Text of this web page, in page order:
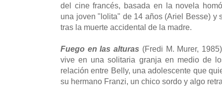
del cine francés, basada en la novela
una joven "lolita" de 14 años (Ariel Besse) y
tras la muerte accidental de la madre.
Fuego en las alturas (Fredi M. Murer,
vive en una solitaria granja en medio de
relación entre Belly, una adolescente que
su hermano Franzi, un chico sordo y algo